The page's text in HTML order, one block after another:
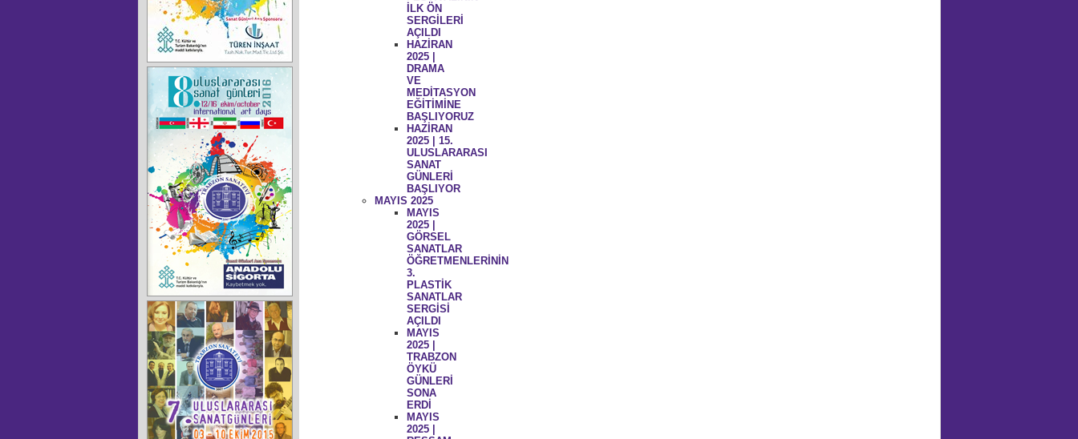
İLK ÖN
SERGİLERİ
AÇILDI
HAZİRAN
2025 |
DRAMA
VE
MEDİTASYON
EĞİTİMİNE
BAŞLIYORUZ
HAZİRAN
2025 | 15.
ULUSLARARASI
SANAT
GÜNLERİ
BAŞLIYOR
MAYIS 2025
MAYIS
2025 |
GÖRSEL
SANATLAR
ÖĞRETMENLERİNİN
3.
PLASTİK
SANATLAR
SERGİSİ
AÇILDI
MAYIS
2025 |
TRABZON
ÖYKÜ
GÜNLERİ
SONA
ERDİ
MAYIS
2025 |